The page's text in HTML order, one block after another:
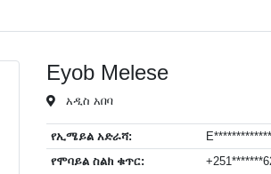
Eyob Melese
አዲስ አበባ
የኢሜይል አድራሻ:
የሞባይል ስልክ ቁጥር: